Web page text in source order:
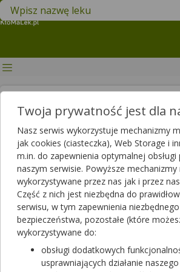
Znajdź lek w swojej okolicy
Drożdżyca paznokci –
przyczyny, objawy,
diagnostyka,
sposoby
Publikacja: 2022-02-08 13:17 Aktualizacja:
Grzybica paznokci, a także wałów
Autor
Artykuł rekomendowany przez:
magister farmacji Bartłomiej
Twoja prywatność jest dla
Nasz serwis wykorzystuje mechanizmy
jak cookies (ciasteczka), Web Storage i
m.in. do zapewnienia optymalnej
naszym serwisie. Powyższe mechanizmy
wykorzystywane przez nas jak i przez
Część z nich jest niezbędna do
serwisu, w tym zapewnienia
bezpieczeństwa, pozostałe (które
wykorzystywane do:
obsługi dodatkowych
usprawniających działanie